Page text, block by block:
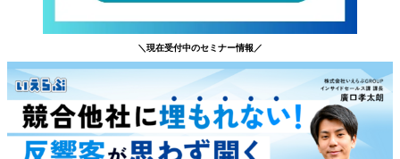
＼現在受付中のセミナー情報／